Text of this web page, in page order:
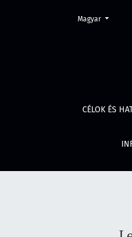
Lehetséges
CÉLOK ÉS
Change the
Magyar